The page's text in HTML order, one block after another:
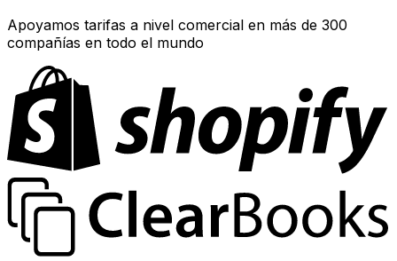
Apoyamos tarifas a nivel comercial en más de 300
compañías en todo el mundo